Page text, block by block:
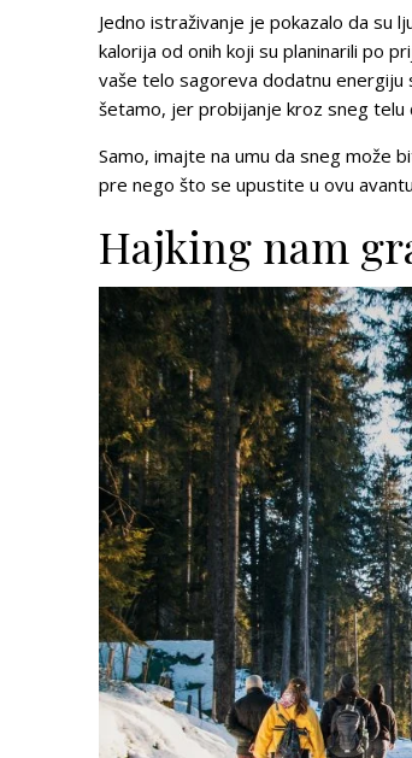
Jedno istraživanje je pokazalo da su
kalorija od onih koji su planinarili po
vaše telo sagoreva dodatnu energiju
šetamo, jer probijanje kroz sneg
Samo, imajte na umu da sneg može
pre nego što se upustite u ovu
Hajking nam